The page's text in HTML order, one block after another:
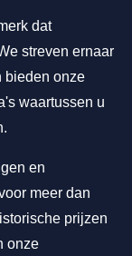
dat
streven ernaar
bieden onze
waartussen u
en
meer dan
prijzen
onze